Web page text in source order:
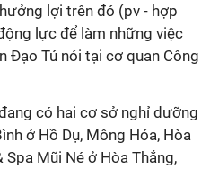
lợi trên đó (pv - hợp
lực để làm những việc
Đạo Tú nói tại cơ quan Công
có hai cơ sở nghỉ dưỡng
ở Hồ Dụ, Mông Hóa, Hòa
Spa Mũi Né ở Hòa Thắng,